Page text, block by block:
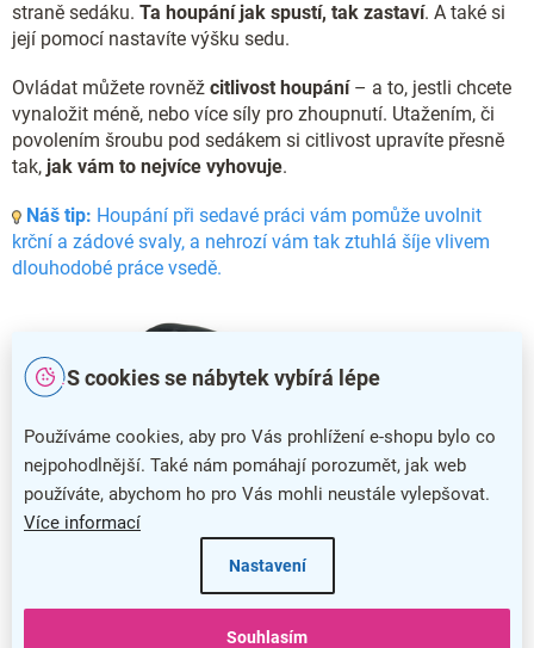
S cookies se nábytek vybírá lépe
Používáme cookies, aby pro Vás prohlížení e-shopu bylo co
nejpohodlnější. Také nám pomáhají porozumět, jak web
používáte, abychom ho pro Vás mohli neustále vylepšovat.
Více informací
Nastavení
Souhlasím
straně sedáku. Ta houpání jak spustí, tak zastaví. A také si
její pomocí nastavíte výšku sedu.
Ovládat můžete rovněž citlivost houpání– a to, jestli chcete
vynaložit méně, nebo více síly pro zhoupnutí. Utažením, či
povolením šroubu pod sedákem si citlivost upravíte přesně
tak, jak vám to nejvíce vyhovuje.
Náš tip: Houpání při sedavé práci vám pomůže uvolnit
krční a zádové svaly, a nehrozí vám tak ztuhlá šíje vlivem
dlouhodobé práce vsedě.